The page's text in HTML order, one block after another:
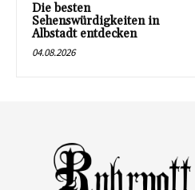
Die besten
Sehenswürdigkeiten in
Albstadt entdecken
04.08.2026